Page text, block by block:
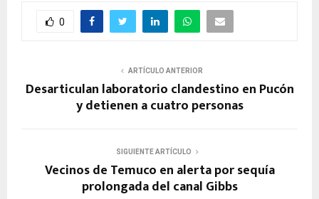
0
ARTÍCULO ANTERIOR
Desarticulan laboratorio clandestino en Pucón
y detienen a cuatro personas
SIGUIENTE ARTÍCULO
Vecinos de Temuco en alerta por sequía
prolongada del canal Gibbs